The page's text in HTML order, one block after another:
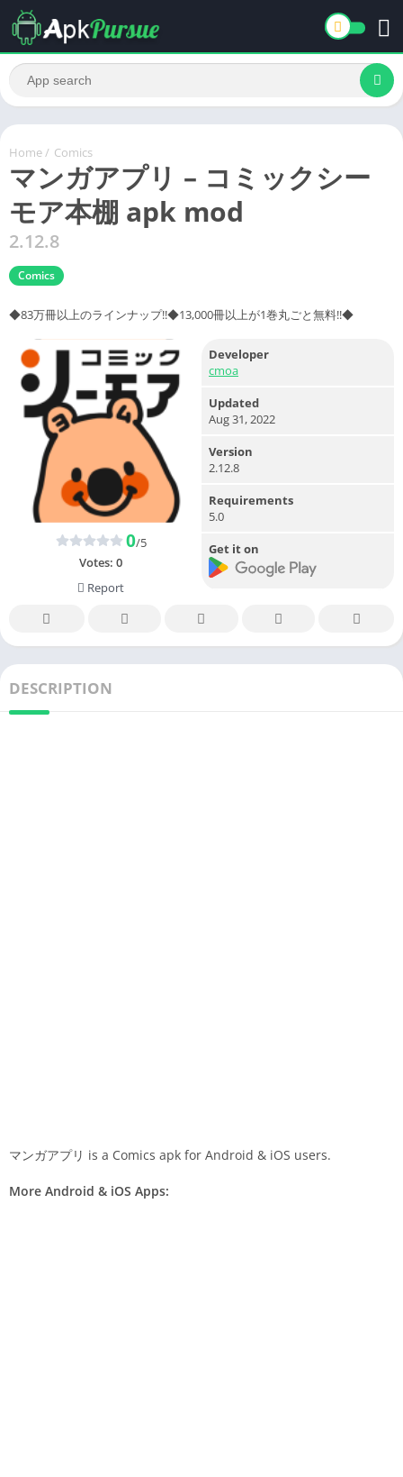
Home / Comics
マンガアプリ – コミックシー
モア本棚 apk mod
2.12.8
Comics
◆83万冊以上のラインナップ!!◆13,000冊以上が1巻丸ごと無料!!◆
0/5
Votes: 0
Report
Developer
cmoa
Updated
Aug 31, 2022
Version
2.12.8
Requirements
5.0
Get it on
DESCRIPTION
マンガアプリ is a Comics apk for Android & iOS users.
More Android & iOS Apps: